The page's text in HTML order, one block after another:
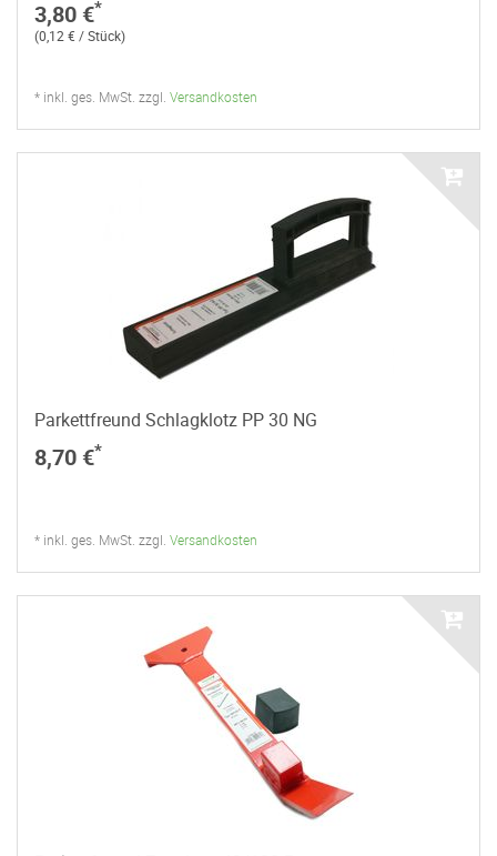
3,80 €*
(0,12 € / Stück)
* inkl. ges. MwSt. zzgl. Versandkosten
Parkettfreund Schlagklotz PP 30 NG
8,70 €*
* inkl. ges. MwSt. zzgl. Versandkosten